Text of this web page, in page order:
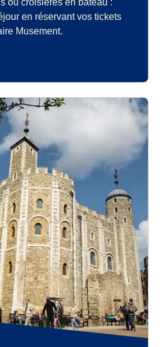
ou croisières en bateau :
en réservant vos tickets
Musement.